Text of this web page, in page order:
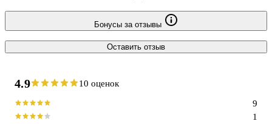
Бонусы за отзывы
Оставить отзыв
4.9 10 оценок
1
9